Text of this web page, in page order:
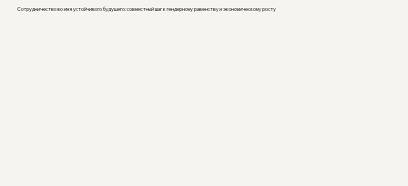
Сотрудничество во имя устойчивого будущего: совместный шаг к гендерному равенству и экономическому росту